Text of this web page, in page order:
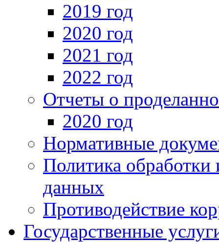
2019 год
2020 год
2021 год
2022 год
Отчеты о
2020 год
Нормативные
Политика
данных
Противодействие
Государственные